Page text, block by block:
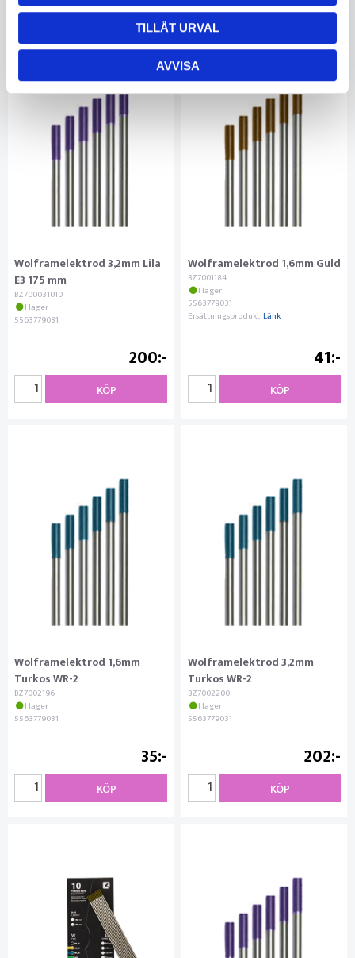
TILLÅT URVAL
AVVISA
Wolframelektrod 3,2mm Lila
E3 175 mm
BZ700031010
I lager
5563779031
200
KÖP
Wolframelektrod 1,6mm Guld
BZ7001184
I lager
5563779031
Ersättningsprodukt:Länk
41
KÖP
Wolframelektrod 1,6mm
Turkos WR-2
BZ7002196
I lager
5563779031
35
KÖP
Wolframelektrod 3,2mm
Turkos WR-2
BZ7002200
I lager
5563779031
202
KÖP